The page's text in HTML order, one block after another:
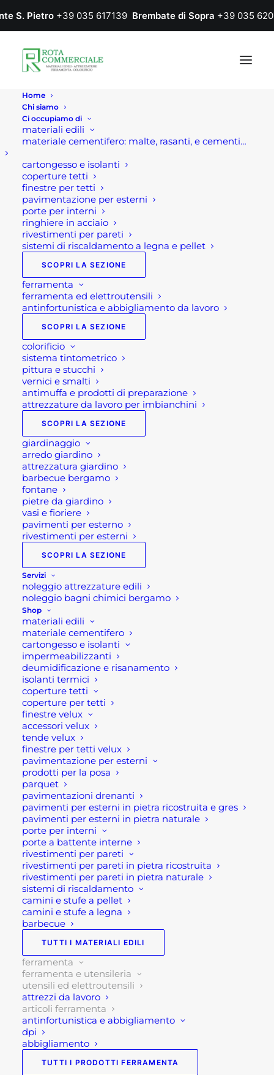
S. Pietro +39 035 617139 Brembate di Sopra +39 035
Home
Chi siamo
Ci occupiamo di
materiali edili
materiale cementifero: malte, rasanti, e cementi…
cartongesso e isolanti
coperture tetti
finestre per tetti
pavimentazione per esterni
porte per interni
ringhiere in acciaio
rivestimenti per pareti
sistemi di riscaldamento a legna e pellet
SCOPRI LA SEZIONE
ferramenta
ferramenta ed elettroutensili
antinfortunistica e abbigliamento da lavoro
SCOPRI LA SEZIONE
colorificio
sistema tintometrico
pittura e stucchi
vernici e smalti
antimuffa e prodotti di preparazione
attrezzature da lavoro per imbianchini
SCOPRI LA SEZIONE
giardinaggio
arredo giardino
attrezzatura giardino
barbecue bergamo
fontane
pietre da giardino
vasi e fioriere
pavimenti per esterno
rivestimenti per esterni
SCOPRI LA SEZIONE
Servizi
noleggio attrezzature edili
noleggio bagni chimici bergamo
Shop
materiali edili
materiale cementifero
cartongesso e isolanti
impermeabilizzanti
deumidificazione e risanamento
isolanti termici
coperture tetti
coperture per tetti
finestre velux
accessori velux
tende velux
finestre per tetti velux
pavimentazione per esterni
prodotti per la posa
parquet
pavimentazioni drenanti
pavimenti per esterni in pietra ricostruita e gres
pavimenti per esterni in pietra naturale
porte per interni
porte a battente interne
rivestimenti per pareti
rivestimenti per pareti in pietra ricostruita
rivestimenti per pareti in pietra naturale
sistemi di riscaldamento
camini e stufe a pellet
camini e stufe a legna
barbecue
TUTTI I MATERIALI EDILI
ferramenta
ferramenta e utensileria
utensili ed elettroutensili
attrezzi da lavoro
articoli ferramenta
antinfortunistica e abbigliamento
dpi
abbigliamento
TUTTI I PRODOTTI FERRAMENTA
CORONE AL WIDIA
HIKOKI
151,30€ - 367,25€
Corona al Widia Hikoki
Le corone al widia di Hikoki (accessori) SISTEMA
CONICO K 1:8 sono corone indicate per forare
cemento, così come mattoni e la pietra. Dunque,
si tratta del sistema migliore per la forature di
questi materiali. Sono, pertanto, degli accessori
Hikoki di varie dimensioni. Dal diametro di 40 mm
al diametro di 125 mm.
In queste corone al widia, i codoli sono dotati di
foro per facilitare la rimozione della punta di
centraggio.
In aggiunta, il sistema è applicabile ai martelli
elettropneumatici dotati di attacco SDS-max e ai
martelli tassellatori SDS-plus che però possono
montare corone fino a Ø 50 mm.
Disponibili on line nelle seguenti misure
Specifiche tecniche:
DIAMETRO LUNGHEZZA TOTALE CODICE
40 100 HTA750960
60 100 HTA751058
80 100 HTA750963
100 100 HTA750965
125 100 HTA750966
Se per qualsiasi ragione non riuscissi a
completare l’ordine o avessi dei dubbi prima di
effettuare il pagamento contattaci dalle 09 alle 12